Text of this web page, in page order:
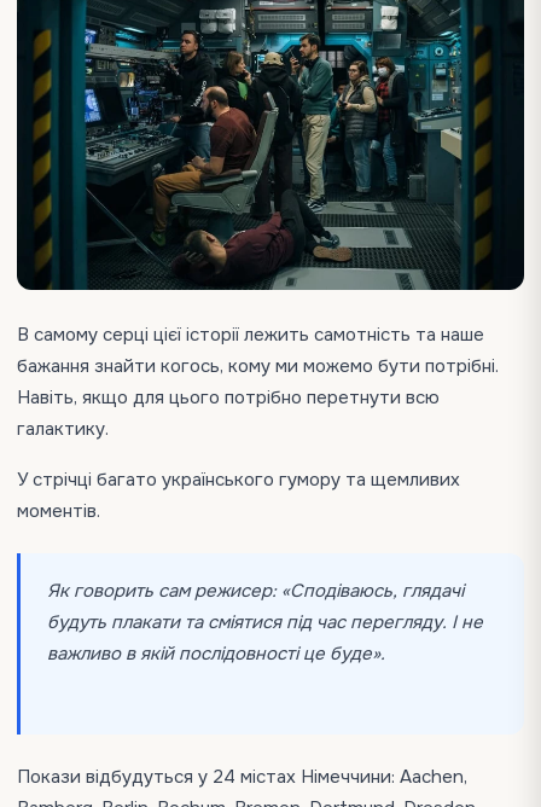
В самому серці цієї історії лежить самотність та наше
бажання знайти когось, кому ми можемо бути потрібні.
Навіть, якщо для цього потрібно перетнути всю
галактику.
У стрічці багато українського гумору та щемливих
моментів.
Як говорить сам режисер: «Сподіваюсь, глядачі
будуть плакати та сміятися під час перегляду. І не
важливо в якій послідовності це буде».
Покази відбудуться у 24 містах Німеччини: Aachen,